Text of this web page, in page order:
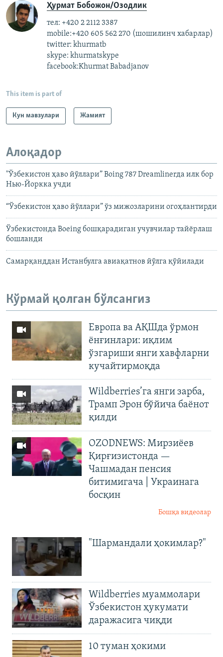
Ҳурмат Бобожон/Озодлик
тел: +420 2 2112 3387
mobile:+420 605 562 270 (шошилинч хабарлар)
twitter: khurmatb
skype: khurmatskype
facebook:Khurmat Babadjanov
This item is part of
Кун мавзулари Жамият
Алоқадор
"Ўзбекистон ҳаво йўллари” Boing 787 Dreamlinerда илк бор
Нью-Йоркка учди
“Ўзбекистон ҳаво йўллари” ўз мижозларини огоҳлантирди
Ўзбекистонда Boeing бошқарадиган учувчилар тайёрлаш
бошланди
Самарқанддан Истанбулга авиақатнов йўлга қўйилади
Кўрмай қолган бўлсангиз
Европа ва АҚШда ўрмон
ёнғинлари: иқлим
ўзгариши янги хавфларни
кучайтирмоқда
Wildberries’га янги зарба,
Трамп Эрон бўйича баёнот
қилди
OZODNEWS: Мирзиёев
Қирғизистонда —
Чашмадан пенсия
битимигача | Украинага
босқин
Бошқа видеолар
"Шармандали ҳокимлар?"
Wildberries муаммолари
Ўзбекистон ҳукумати
даражасига чиқди
10 туман ҳокими